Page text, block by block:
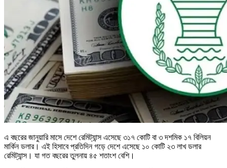
এ বছরের জানুয়ারি মাসে দেশে রেমিট্যান্স এসেছে ৩১৭ কোটি বা ৩ দশমিক ১৭ বিলিয়ন
মার্কিন ডলার। এই হিসাবে প্রতিদিন গড়ে দেশে এসেছে ১০ কোটি ২৩ লাখ ডলার
রেমিট্যান্স। যা গত বছরের তুলনায় ৪৫ শতাংশ বেশি।